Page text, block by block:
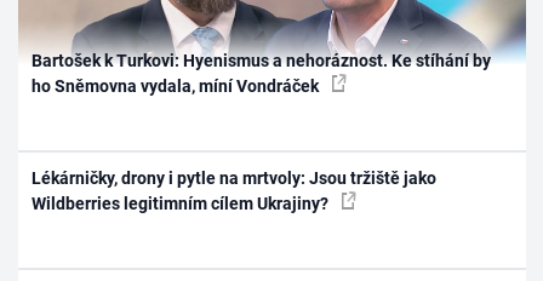
Bartošek k Turkovi: Hyenismus a nehoráznost. Ke stíhání by
ho Sněmovna vydala, míní Vondráček
Lékárničky, drony i pytle na mrtvoly: Jsou tržiště jako
Wildberries legitimním cílem Ukrajiny?